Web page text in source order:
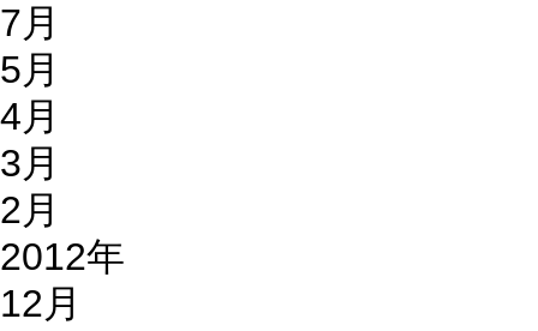
7月
5月
4月
3月
2月
2012年
12月